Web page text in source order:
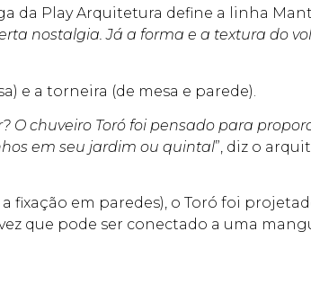
da Play Arquitetura define a linha
nostalgia. Já a forma e a textura do
e a torneira (de mesa e parede).
chuveiro Toró foi pensado para
em seu jardim ou quintal”, diz o
em paredes), o Toró foi
que pode ser conectado a uma